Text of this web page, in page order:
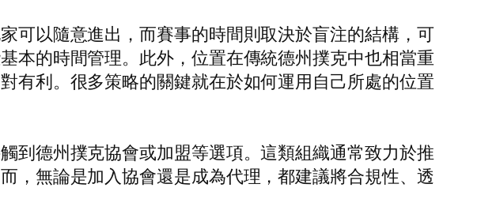
可以隨意進出，而賽事的時間則取決於盲注的結構，可
本的時間管理。此外，位置在傳統德州撲克中也相當重
有利。很多策略的關鍵就在於如何運用自己所處的位置
到德州撲克協會或加盟等選項。這類組織通常致力於推
，無論是加入協會還是成為代理，都建議將合規性、透